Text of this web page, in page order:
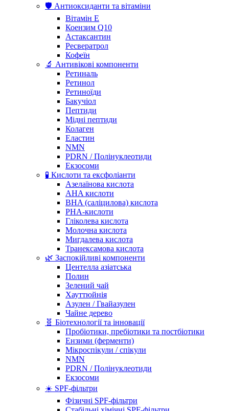
🛡️ Антиоксиданти та вітаміни
Вітамін Е
Коензим Q10
Астаксантин
Ресвератрол
Кофеїн
🔬 Антивікові компоненти
Ретиналь
Ретинол
Ретиноїди
Бакучіол
Пептиди
Мідні пептиди
Колаген
Еластин
NMN
PDRN / Полінуклеотиди
Екзосоми
🧪 Кислоти та ексфоліанти
Азелаїнова кислота
AHA кислоти
BHA (саліцилова) кислота
PHA-кислоти
Гліколева кислота
Молочна кислота
Мигдалева кислота
Транексамова кислота
🌿 Заспокійливі компоненти
Центелла азіатська
Полин
Зелений чай
Хауттюйнія
Азулен / Гвайазулен
Чайне дерево
🧬 Біотехнології та інновації
Пробіотики, пребіотики та постбіотики
Ензими (ферменти)
Мікроспікули / спікули
NMN
PDRN / Полінуклеотиди
Екзосоми
☀️ SPF-фільтри
Фізичні SPF-фільтри